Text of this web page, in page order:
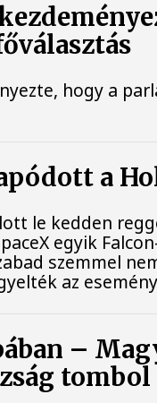
hogy a
a
le kedden
egyik
szemmel
az
–
tombol